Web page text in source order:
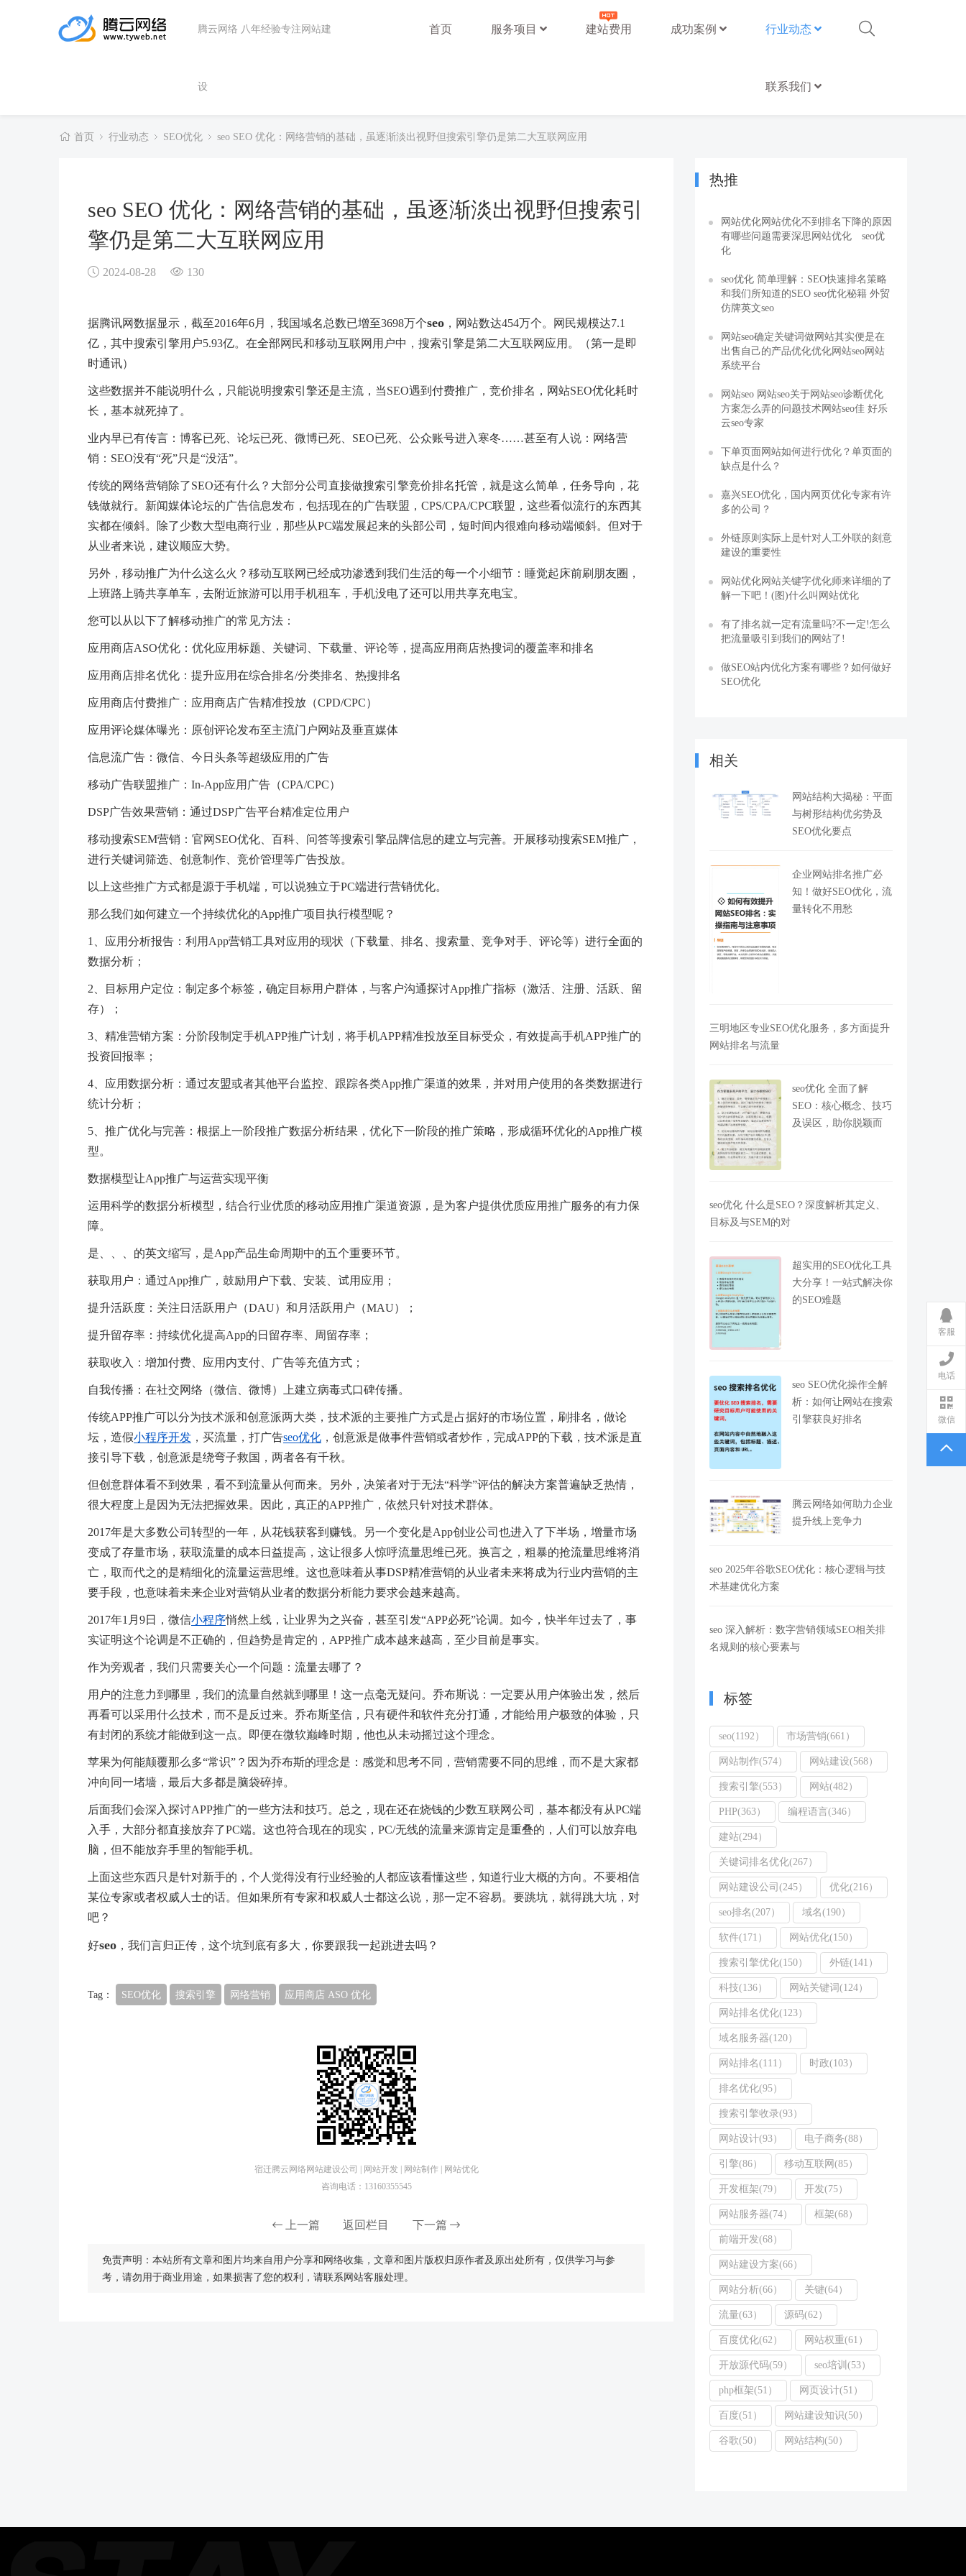
腾云网络 八年经验专注网站建
设
首页 服务项目 建站费用 成功案例 行业动态
联系我们
首页 行业动态 SEO优化 seo SEO 优化：网络营销的基础，虽逐渐淡出视野但搜索引擎仍是第二大互联网应用
seo SEO 优化：网络营销的基础，虽逐渐淡出视野但搜索引
擎仍是第二大互联网应用
2024-08-28 130
据腾讯网数据显示，截至2016年6月，我国域名总数已增至3698万个seo ，网站数达454万个。网民规模达7.1
亿，其中搜索引擎用户5.93亿。在全部网民和移动互联网用户中，搜索引擎是第二大互联网应用。（第一是即
时通讯）
这些数据并不能说明什么，只能说明搜索引擎还是主流，当SEO遇到付费推广，竞价排名，网站SEO优化耗时
长，基本就死掉了。
业内早已有传言：博客已死、论坛已死、微博已死、SEO已死、公众账号进入寒冬……甚至有人说：网络营
销：SEO没有“死”只是“没活”。
传统的网络营销除了SEO还有什么？大部分公司直接做搜索引擎竞价排名托管，就是这么简单，任务导向，花
钱做就行。新闻媒体论坛的广告信息发布，包括现在的广告联盟，CPS/CPA/CPC联盟，这些看似流行的东西其
实都在倾斜。除了少数大型电商行业，那些从PC端发展起来的头部公司，短时间内很难向移动端倾斜。但对于
从业者来说，建议顺应大势。
另外，移动推广为什么这么火？移动互联网已经成功渗透到我们生活的每一个小细节：睡觉起床前刷朋友圈，
上班路上骑共享单车，去附近旅游可以用手机租车，手机没电了还可以用共享充电宝。
您可以从以下了解移动推广的常见方法：
应用商店ASO优化：优化应用标题、关键词、下载量、评论等，提高应用商店热搜词的覆盖率和排名
应用商店排名优化：提升应用在综合排名/分类排名、热搜排名
应用商店付费推广：应用商店广告精准投放（CPD/CPC）
应用评论媒体曝光：原创评论发布至主流门户网站及垂直媒体
信息流广告：微信、今日头条等超级应用的广告
移动广告联盟推广：In-App应用广告（CPA/CPC）
DSP广告效果营销：通过DSP广告平台精准定位用户
移动搜索SEM营销：官网SEO优化、百科、问答等搜索引擎品牌信息的建立与完善。开展移动搜索SEM推广，
进行关键词筛选、创意制作、竞价管理等广告投放。
以上这些推广方式都是源于手机端，可以说独立于PC端进行营销优化。
那么我们如何建立一个持续优化的App推广项目执行模型呢？
1、应用分析报告：利用App营销工具对应用的现状（下载量、排名、搜索量、竞争对手、评论等）进行全面的
数据分析；
2、目标用户定位：制定多个标签，确定目标用户群体，与客户沟通探讨App推广指标（激活、注册、活跃、留
存）；
3、精准营销方案：分阶段制定手机APP推广计划，将手机APP精准投放至目标受众，有效提高手机APP推广的
投资回报率；
4、应用数据分析：通过友盟或者其他平台监控、跟踪各类App推广渠道的效果，并对用户使用的各类数据进行
统计分析；
5、推广优化与完善：根据上一阶段推广数据分析结果，优化下一阶段的推广策略，形成循环优化的App推广模
型。
数据模型让App推广与运营实现平衡
运用科学的数据分析模型，结合行业优质的移动应用推广渠道资源，是为客户提供优质应用推广服务的有力保
障。
是、、、的英文缩写，是App产品生命周期中的五个重要环节。
获取用户：通过App推广，鼓励用户下载、安装、试用应用；
提升活跃度：关注日活跃用户（DAU）和月活跃用户（MAU）；
提升留存率：持续优化提高App的日留存率、周留存率；
获取收入：增加付费、应用内支付、广告等充值方式；
自我传播：在社交网络（微信、微博）上建立病毒式口碑传播。
传统APP推广可以分为技术派和创意派两大类，技术派的主要推广方式是占据好的市场位置，刷排名，做论
坛，造假小程序开发 ，买流量，打广告seo优化 ，创意派是做事件营销或者炒作，完成APP的下载，技术派是直
接引导下载，创意派是绕弯子救国，两者各有千秋。
但创意群体看不到效果，看不到流量从何而来。另外，决策者对于无法“科学”评估的解决方案普遍缺乏热情，
很大程度上是因为无法把握效果。因此，真正的APP推广，依然只针对技术群体。
2017年是大多数公司转型的一年，从花钱获客到赚钱。另一个变化是App创业公司也进入了下半场，增量市场
变成了存量市场，获取流量的成本日益提高，这让很多人惊呼流量思维已死。换言之，粗暴的抢流量思维将消
亡，取而代之的是精细化的流量运营思维。这也意味着从事DSP精准营销的从业者未来将成为行业内营销的主
要手段，也意味着未来企业对营销从业者的数据分析能力要求会越来越高。
2017年1月9日，微信小程序悄然上线，让业界为之兴奋，甚至引发“APP必死”论调。如今，快半年过去了，事
实证明这个论调是不正确的，但趋势是肯定的，APP推广成本越来越高，至少目前是事实。
作为旁观者，我们只需要关心一个问题：流量去哪了？
用户的注意力到哪里，我们的流量自然就到哪里！这一点毫无疑问。乔布斯说：一定要从用户体验出发，然后
再看可以采用什么技术，而不是反过来。乔布斯坚信，只有硬件和软件充分打通，才能给用户极致的体验，只
有封闭的系统才能做到这一点。即便在微软巅峰时期，他也从未动摇过这个理念。
苹果为何能颠覆那么多“常识”？因为乔布斯的理念是：感觉和思考不同，营销需要不同的思维，而不是大家都
冲向同一堵墙，最后大多都是脑袋碎掉。
后面我们会深入探讨APP推广的一些方法和技巧。总之，现在还在烧钱的少数互联网公司，基本都没有从PC端
入手，大部分都直接放弃了PC端。这也符合现在的现实，PC/无线的流量来源肯定是重叠的，人们可以放弃电
脑，但不能放弃手里的智能手机。
上面这些东西只是针对新手的，个人觉得没有行业经验的人都应该看懂这些，知道行业大概的方向。不要相信
某位专家或者权威人士的话。但如果所有专家和权威人士都这么说，那一定不容易。要跳坑，就得跳大坑，对
吧？
好seo ，我们言归正传，这个坑到底有多大，你要跟我一起跳进去吗？
Tag： SEO优化 搜索引擎 网络营销 应用商店 ASO 优化
宿迁腾云网络网站建设公司 | 网站开发 | 网站制作 | 网站优化
咨询电话：13160355545
上一篇 返回栏目 下一篇
免责声明：本站所有文章和图片均来自用户分享和网络收集，文章和图片版权归原作者及原出处所有，仅供学习与参
考，请勿用于商业用途，如果损害了您的权利，请联系网站客服处理。
热推
网站优化网站优化不到排名下降的原因
有哪些问题需要深思网站优化 seo优
化
seo优化 简单理解：SEO快速排名策略
和我们所知道的SEO seo优化秘籍 外贸
仿牌英文seo
网站seo确定关键词做网站其实便是在
出售自己的产品优化优化网站seo网站
系统平台
网站seo 网站seo关于网站seo诊断优化
方案怎么弄的问题技术网站seo佳 好乐
云seo专家
下单页面网站如何进行优化？单页面的
缺点是什么？
嘉兴SEO优化，国内网页优化专家有许
多的公司？
外链原则实际上是针对人工外联的刻意
建设的重要性
网站优化网站关键字优化师来详细的了
解一下吧！(图)什么叫网站优化
有了排名就一定有流量吗?不一定!怎么
把流量吸引到我们的网站了!
做SEO站内优化方案有哪些？如何做好
SEO优化
相关
网站结构大揭秘：平面
与树形结构优劣势及
SEO优化要点
企业网站排名推广必
知！做好SEO优化，流
量转化不用愁
三明地区专业SEO优化服务，多方面提升
网站排名与流量
seo优化 全面了解
SEO：核心概念、技巧
及误区，助你脱颖而
seo优化 什么是SEO？深度解析其定义、
目标及与SEM的对
超实用的SEO优化工具
大分享！一站式解决你
的SEO难题
seo SEO优化操作全解
析：如何让网站在搜索
引擎获良好排名
腾云网络如何助力企业
提升线上竞争力
seo 2025年谷歌SEO优化：核心逻辑与技
术基建优化方案
seo 深入解析：数字营销领域SEO相关排
名规则的核心要素与
标签
seo(1192） 市场营销(661）
网站制作(574） 网站建设(568）
搜索引擎(553） 网站(482）
PHP(363） 编程语言(346）
建站(294）
关键词排名优化(267）
网站建设公司(245） 优化(216）
seo排名(207） 域名(190）
软件(171） 网站优化(150）
搜索引擎优化(150） 外链(141）
科技(136） 网站关键词(124）
网站排名优化(123）
域名服务器(120）
网站排名(111） 时政(103）
排名优化(95）
搜索引擎收录(93）
网站设计(93） 电子商务(88）
引擎(86） 移动互联网(85）
开发框架(79） 开发(75）
网站服务器(74） 框架(68）
前端开发(68）
网站建设方案(66）
网站分析(66） 关键(64）
流量(63） 源码(62）
百度优化(62） 网站权重(61）
开放源代码(59） seo培训(53）
php框架(51） 网页设计(51）
百度(51） 网站建设知识(50）
谷歌(50） 网站结构(50）
客服
电话
微信